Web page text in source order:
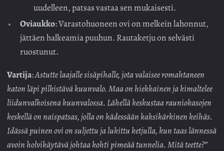
uudelleen, patsas vastaa sen mukaisesti.
Oviaukko: Varastohuoneen ovi on melkein lahonnut,
jättäen halkeamia puuhun. Rautaketju on selvästi
ruostunut.
Vartija:Astutte laajalle sisäpihalle, jota valaisee romahtaneen
katon läpi pilkistävä kuunvalo. Maa on hiekkainen ja kimaltelee
liidunvalkoisena kuunvalossa. Lähellä keskustaa rauniokasojen
keskellä on naispatsas, jolla on kädessään kaksikärkinen keihäs.
Idässä puinen ovi on suljettu ja lukittu ketjulla, kun taas lännessä
avoin holvikäytävä johtaa kohti pimeää tunnelia. Mitä teette?”